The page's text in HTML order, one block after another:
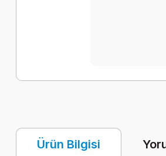
Ürün Bilgisi